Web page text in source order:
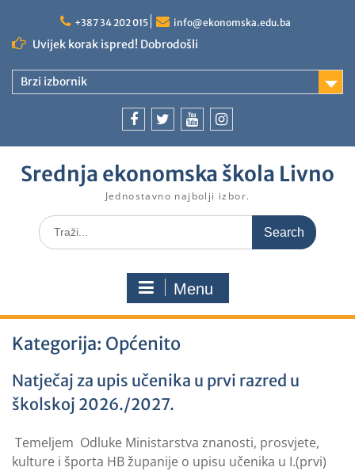
+387 34 202 015 info@ekonomska.edu.ba
Uvijek korak ispred! Dobrodošli
Brzi izbornik
Srednja ekonomska škola Livno
Jednostavno najbolji izbor.
Menu
Kategorija: Općenito
Natječaj za upis učenika u prvi razred u
školskoj 2026./2027.
Temeljem Odluke Ministarstva znanosti, prosvjete,
kulture i športa HB županije o upisu učenika u I.(prvi)